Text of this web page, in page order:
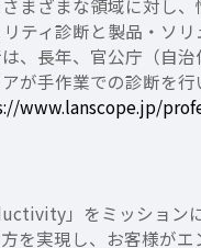
まざまな領域に対し
ティ診断と製品・ソ
、長年、官公庁（自
が手作業での診断を
www.lanscope.jp/
」をミッション
を実現し、お客様が